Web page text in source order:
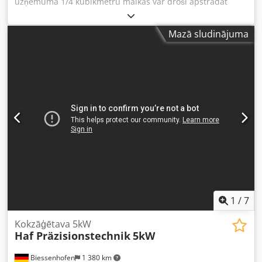
risinājums. Tās galvenās iespējas ir: darba temperatūras
un laika indikatori, aktīvo posmu skaita attēlošana, gaisa
bloķētāja pozīcijas indikators, ventilācijas iestatījumu
komandas, posmu pārslēgšanas komandas, pauzes un
72 cm x a 25 cm Ratiņi: 90 cm x 72 cm x 120 cm Kamerā ir 2
produktu zondes. Barošanas spriegums: 380 V, 12 kW
Rumānijas uzņēmumiem ir iespējama pārdošana ar
dažu minūšu laikā. Mēs iesakām izmantot motorzāģus ar
jaudu 2,5 kW. Dksdpfx Alofnxnxj Aer Junior zāģa statīvs
aprīkots ar ķerru riteņiem. Iekļauta vadotne un 1 ķēde.
Mazā sludinājuma
1 /7
Biessenhofen 1 380 km
Kokzāģētava 5kW
Haf Präzisionstechnik5kW